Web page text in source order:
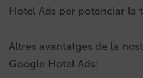
Hotel Ads per potenciar la
Altres avantatges de la
Google Hotel Ads: